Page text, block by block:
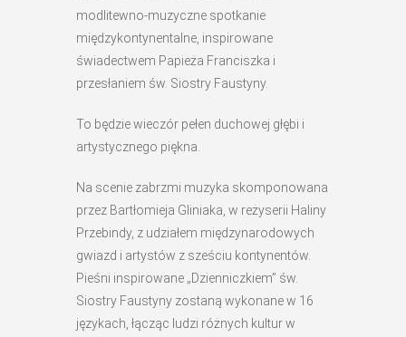
modlitewno-muzyczne spotkanie
międzykontynentalne, inspirowane
świadectwem Papieża Franciszka i
przesłaniem św. Siostry Faustyny.
To będzie wieczór pełen duchowej głębi i
artystycznego piękna.
Na scenie zabrzmi muzyka skomponowana
przez Bartłomieja Gliniaka, w reżyserii Haliny
Przebindy, z udziałem międzynarodowych
gwiazd i artystów z sześciu kontynentów.
Pieśni inspirowane „Dzienniczkiem” św.
Siostry Faustyny zostaną wykonane w 16
językach, łącząc ludzi różnych kultur w